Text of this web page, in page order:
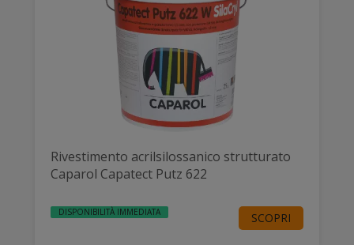
Rivestimento acrilsilossanico strutturato
Caparol Capatect Putz 622
DISPONIBILITÀ IMMEDIATA SCOPRI